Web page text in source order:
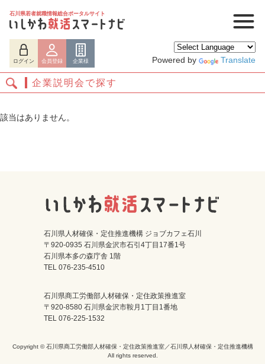
石川県若者就職情報総合ポータルサイト
ログイン 会員登録 企業様 Powered by Translate
ログイン 会員登録
企業説明会で探す
該当はありません。
石川県人材確保・定住推進機構 ジョブカフェ石川
〒920-0935 石川県金沢市石引4丁目17番1号
石川県本多の森庁舎 1階
TEL 076-235-4510
石川県商工労働部人材確保・定住政策推進室
〒920-8580 石川県金沢市鞍月1丁目1番地
TEL 076-225-1532
Copyright © 石川県商工労働部人材確保・定住政策推進室／石川県人材確保・定住推進機構
All rights reserved.